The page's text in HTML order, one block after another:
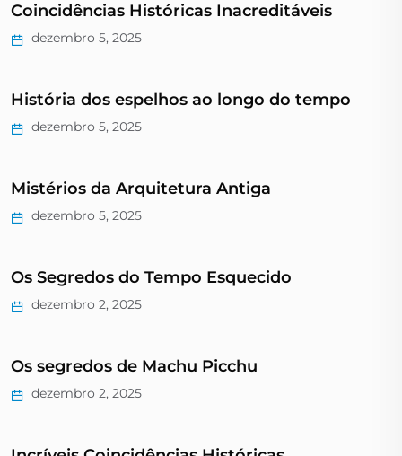
Coincidências Históricas Inacreditáveis
dezembro 5, 2025
História dos espelhos ao longo do tempo
dezembro 5, 2025
Mistérios da Arquitetura Antiga
dezembro 5, 2025
Os Segredos do Tempo Esquecido
dezembro 2, 2025
Os segredos de Machu Picchu
dezembro 2, 2025